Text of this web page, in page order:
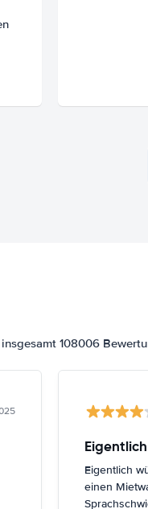
108006
Eigentlich
einen